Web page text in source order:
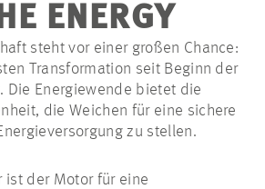
KARRIERE
PROJEKTE
KONTAKT
ENERGY
steht vor einer großen Chance:
Transformation seit Beginn der
Die Energiewende bietet die
die Weichen für eine sichere
zu stellen.
ist der Motor für eine